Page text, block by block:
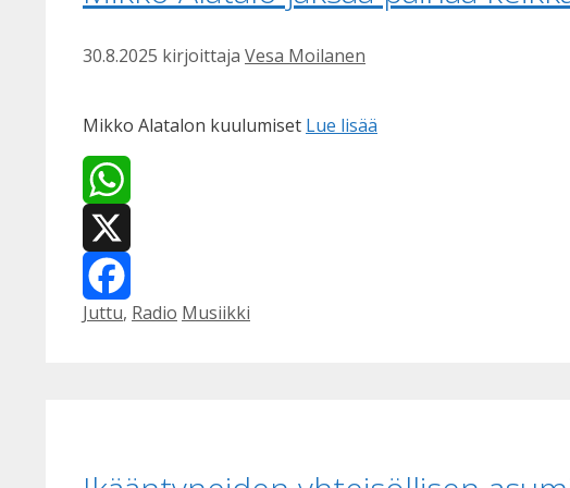
30.8.2025 kirjoittaja Vesa Moilanen
Mikko Alatalon kuulumiset Lue lisää
WhatsApp
X
Facebook
Kategoriat
Juttu, Radio Avainsanat
Musiikki